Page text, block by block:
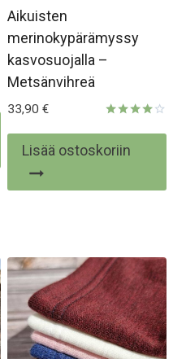
Aikuisten
merinokypärämyssy
kasvosuojalla –
Metsänvihreä
4.00
33,90 €
Lisää ostoskoriin